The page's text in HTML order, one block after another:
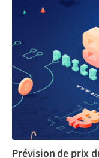
Prévision de prix